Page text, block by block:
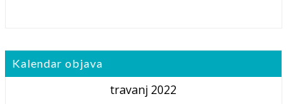
Kalendar objava
travanj 2022